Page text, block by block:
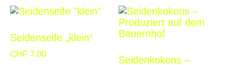
Seidenseife „klein“
CHF 7.00
Seidenkokons –